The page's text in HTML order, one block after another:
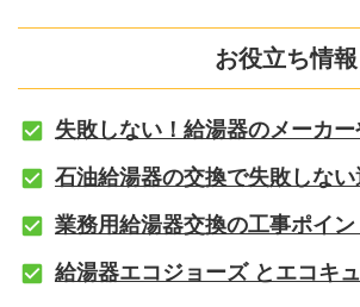
お役立ち情報
失敗しない！給湯器のメーカ
石油給湯器の交換で失敗しない
業務用給湯器交換の工事ポイン
給湯器エコジョーズ とエコキ